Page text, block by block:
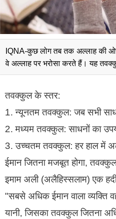
IQNA-कुछ लोग तब तक अल्लाह की
वे अल्लाह पर भरोसा करते हैं। यह
तवक्कुल के स्तर:
1. न्यूनतम तवक्कुल: जब सभी
2. मध्यम तवक्कुल: साधनों का
3. उच्चतम तवक्कुल: हर हाल में
ईमान जितना मजबूत होगा,
इमाम अली (अलैहिस्सलाम) एक
"सबसे अधिक ईमान वाला व्यक्ति
यानी, जिसका तवक्कुल जितना